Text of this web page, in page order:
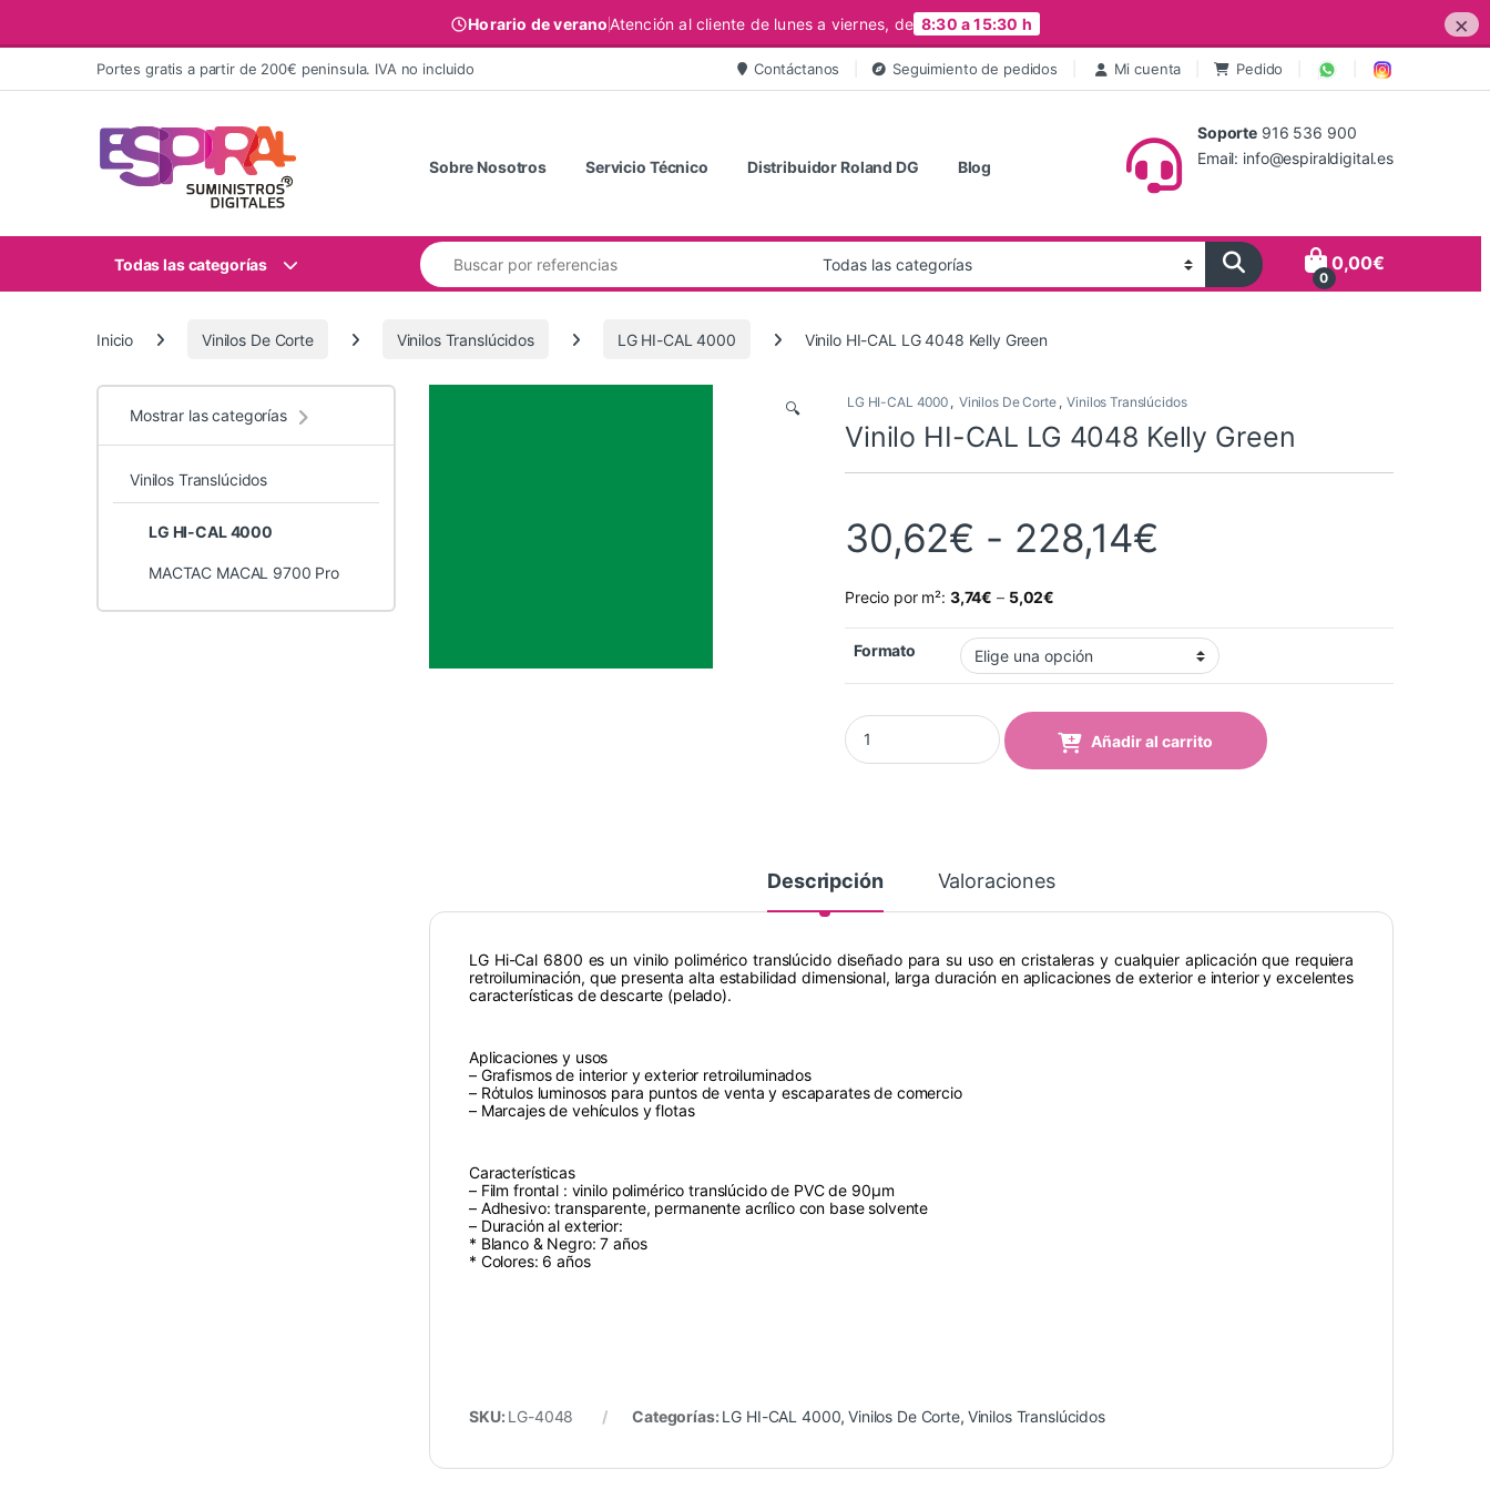
Horario de veranoAtención al cliente de lunes a viernes, de 8:30 a 15:30 h ×
Ir al contenidoPortes gratis a partir de 200€ peninsula. IVA no incluido Contáctanos Seguimiento de pedidos Mi cuenta Pedido
Sobre Nosotros Servicio Técnico Distribuidor Roland DG Blog
Soporte 916 536 900
Email: info@espiraldigital.es
Todas las categorías
Buscar:
0
0,00€
Inicio Vinilos De Corte Vinilos Translúcidos LG HI-CAL 4000 Vinilo HI-CAL LG 4048 Kelly Green
🔍 LG HI-CAL 4000 , Vinilos De Corte , Vinilos Translúcidos
Vinilo HI-CAL LG 4048 Kelly Green
30,62€ - 228,14€
Precio por m²: 3,74€ – 5,02€
Formato
Vinilo HI-CAL LG 4048 Kelly Green quantity
Añadir al carrito
Descripción Valoraciones
LG Hi-Cal 6800 es un vinilo polimérico translúcido diseñado para su uso en cristaleras y cualquier aplicación que requiera
retroiluminación, que presenta alta estabilidad dimensional, larga duración en aplicaciones de exterior e interior y excelentes
características de descarte (pelado).
Aplicaciones y usos
– Grafismos de interior y exterior retroiluminados
– Rόtulos luminosos para puntos de venta y escaparates de comercio
– Marcajes de vehículos y flotas
Características
– Film frontal : vinilo polimérico translúcido de PVC de 90µm
– Adhesivo: transparente, permanente acrílico con base solvente
– Duraciόn al exterior:
* Blanco & Negro: 7 años
* Colores: 6 años
SKU: LG-4048 Categorías: LG HI-CAL 4000,Vinilos De Corte, Vinilos Translúcidos
Mostrar las categorías
Vinilos Translúcidos
LG HI-CAL 4000
MACTAC MACAL 9700 Pro